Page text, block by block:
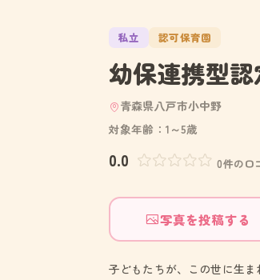
私立 認可保育園
幼保連携型
青森県八戸市小中野
対象年齢：1～5歳
0.0 0件の口
写真を投稿する
子どもたちが、この世に生